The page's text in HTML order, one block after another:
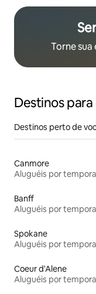
Torne
Destinos
Destinos perto de
Canmore
Aluguéis por
Banff
Aluguéis por
Spokane
Aluguéis por
Coeur d'Alene
Aluguéis por